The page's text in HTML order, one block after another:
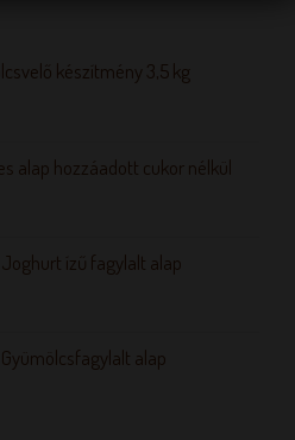
készítmény 3,5 kg
alap hozzáadott cukor nélkül
Joghurt ízű fagylalt alap
Gyümölcsfagylalt alap